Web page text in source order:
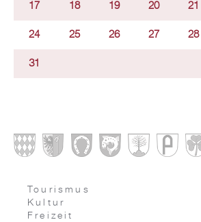
17 18 19 20 21
24 25 26 27 28
31
Tourismus
Kultur
Freizeit